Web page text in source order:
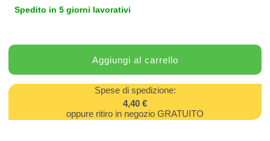
Spedito in 5 giorni lavorativi
Spese di spedizione:
4,40 €
oppure ritiro in negozio GRATUITO